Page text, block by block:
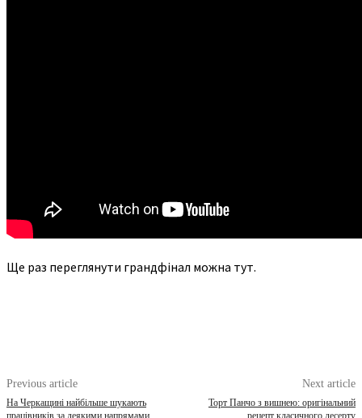
Ще раз переглянути грандфінал можна тут.
Previous article
На Черкащині найбільше шукають
працівників за деякими напрямами
Next article
Торт Панчо з вишнею: оригінальний
рецепт класичного десерту